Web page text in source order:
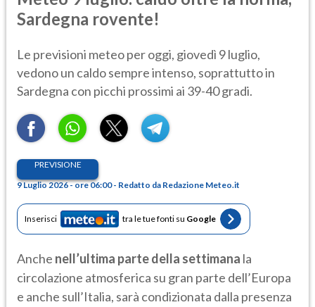
Sardegna rovente!
Le previsioni meteo per oggi, giovedì 9 luglio,
vedono un caldo sempre intenso, soprattutto in
Sardegna con picchi prossimi ai 39-40 gradi.
PREVISIONE
9 Luglio 2026 - ore 06:00 - Redatto da Redazione Meteo.it
Inserisci tra le tue fonti su Google
Anche nell’ultima parte della settimana la
circolazione atmosferica su gran parte dell’Europa
e anche sull’Italia, sarà condizionata dalla presenza